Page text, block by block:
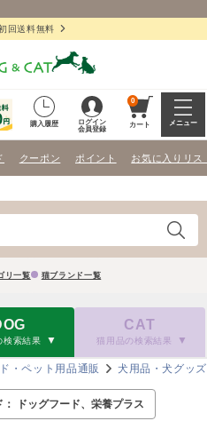
回送料無料
購入履歴
ログイン
会員登録
0
カート メニュー
クーポン ポイント お気に入りリス
リ一覧 猫ブランド一覧
検索結果
CAT
猫用品の検索結果
・ペット用品通販 犬用品・犬グッズ
： ドッグフード、栄養プラス